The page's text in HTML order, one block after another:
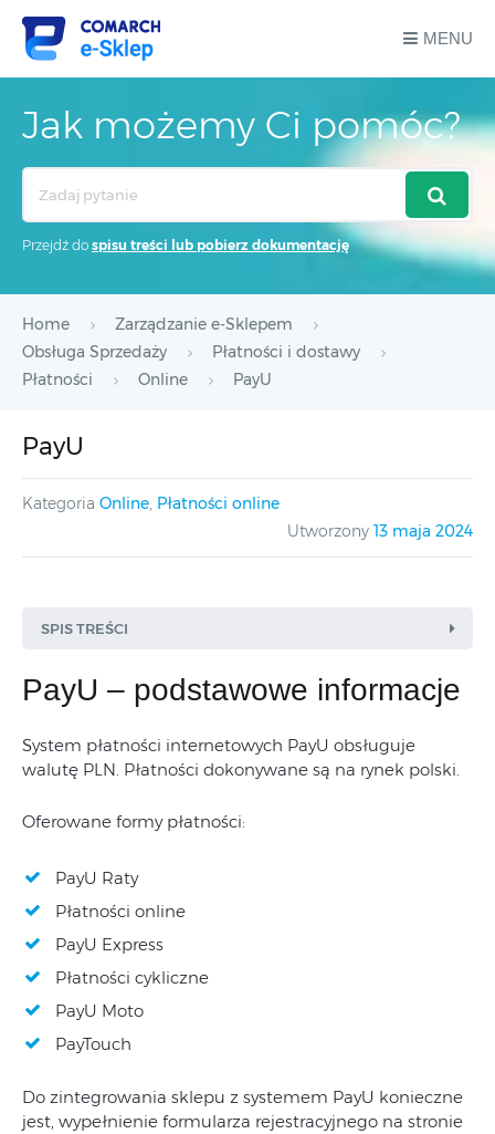
MENU
Jak możemy Ci pomóc?
Przejdź do spisu treści lub pobierz dokumentację
Home
Zarządzanie e-Sklepem
Obsługa Sprzedaży
Płatności i dostawy
Płatności
Online PayU
PayU
Kategoria Online, Płatności online
Utworzony 13 maja 2024
SPIS TREŚCI
PayU – podstawowe informacje
System płatności internetowych PayU obsługuje
walutę PLN. Płatności dokonywane są na rynek polski.
Oferowane formy płatności:
PayU Raty
Płatności online
PayU Express
Płatności cykliczne
PayU Moto
PayTouch
Do zintegrowania sklepu z systemem PayU konieczne
jest, wypełnienie formularza rejestracyjnego na stronie